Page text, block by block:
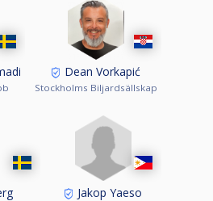
Dean Vorkapić
Stockholms Biljardsällskap
Jakop Yaeso